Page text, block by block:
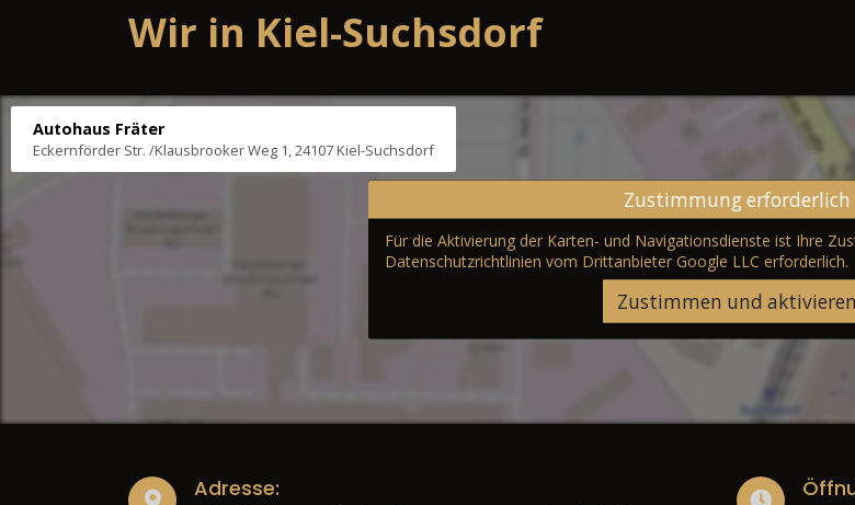
Wir in Kiel-Suchsdorf
Autohaus Fräter
Eckernförder Str. /Klausbrooker Weg 1, 24107 Kiel-Suchsdorf
Zustimmung erforderlich
Für die Aktivierung der Karten- und Navigationsdienste ist Ihre
Datenschutzrichtlinien vom Drittanbieter Google LLC erforderlich.
Zustimmen und aktivieren
Adresse: